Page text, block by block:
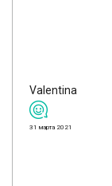
Valentina
31 марта 2021